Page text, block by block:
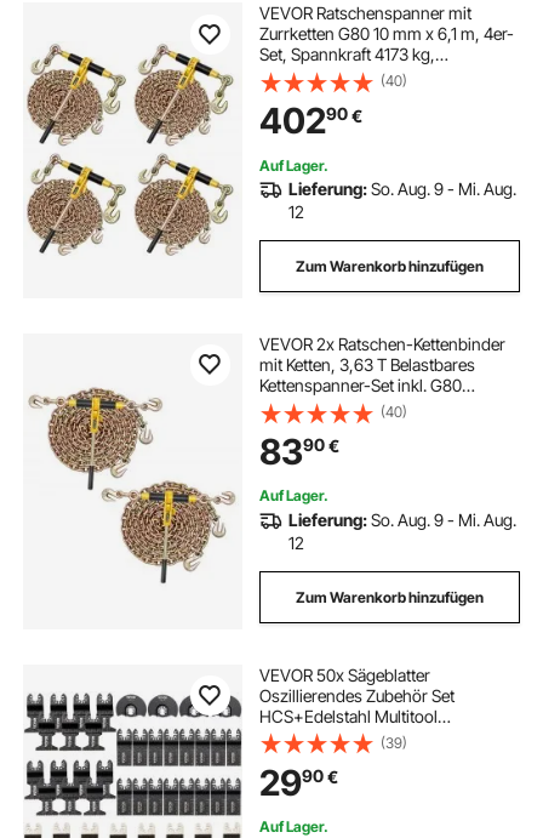
VEVOR Ratschenspanner mit
Zurrketten G80 10 mm x 6,1 m, 4er-
Set, Spannkraft 4173 kg,
Transportkettenbefestigungen,
Kettenbinder zur
Ladungssicherung, Transport,
Pritschenanhänger
(40)
40290€
Auf Lager.
Lieferung:So. Aug. 9 - Mi. Aug.
12
Zum Warenkorb hinzufügen
VEVOR 2x Ratschen-Kettenbinder
mit Ketten, 3,63 T Belastbares
Kettenspanner-Set inkl. G80
Lastbinder 3,9m Zurrketten
Greifhaken & Handgriffe, Zum
Festbinden schwerer Lasten für
Flachbett LKW Anhänger
(40)
8390€
Auf Lager.
Lieferung:So. Aug. 9 - Mi. Aug.
12
Zum Warenkorb hinzufügen
VEVOR 50x Sägeblatter
Oszillierendes Zubehör Set
HCS+Edelstahl Multitool
Segmentsägeblatt 1-3/4 Zoll 1-3/8
Zoll 3-1/2 Zoll
Multifunktionswerkzeug Zubehör
Set für bevorzugten
Werkzeugmarken
(39)
2990€
Auf Lager.